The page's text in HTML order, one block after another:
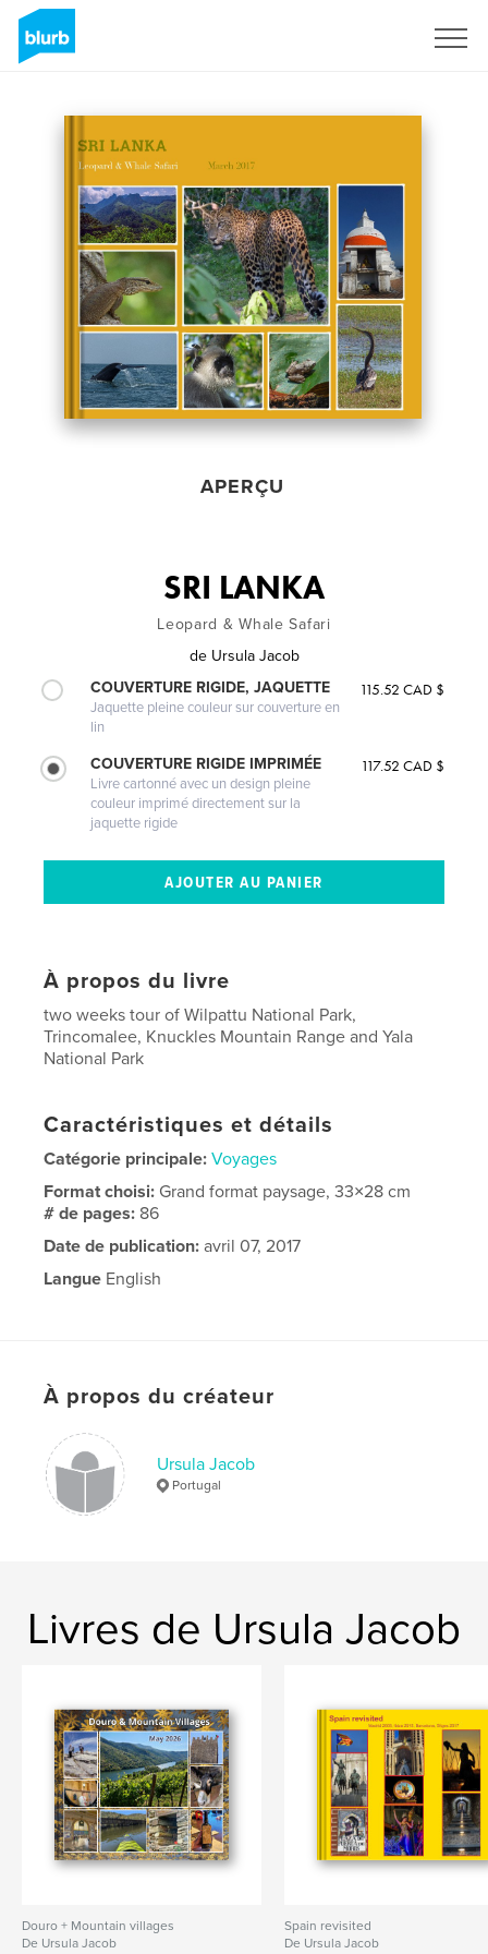
APERÇU
SRI LANKA
Leopard & Whale Safari
de Ursula Jacob
COUVERTURE RIGIDE, JAQUETTE
Jaquette pleine couleur sur couverture en
lin
115.52 CAD $
COUVERTURE RIGIDE IMPRIMÉE
Livre cartonné avec un design pleine
couleur imprimé directement sur la
jaquette rigide
117.52 CAD $
À propos du livre
two weeks tour of Wilpattu National Park,
Trincomalee, Knuckles Mountain Range and Yala
National Park
Caractéristiques et détails
Catégorie principale: Voyages
Format choisi: Grand format paysage, 33×28 cm
# de pages: 86
Date de publication: avril 07, 2017
Langue English
À propos du créateur
Ursula Jacob
Portugal
Livres de Ursula Jacob
Douro + Mountain villages
De Ursula Jacob
Spain revisited
De Ursula Jacob